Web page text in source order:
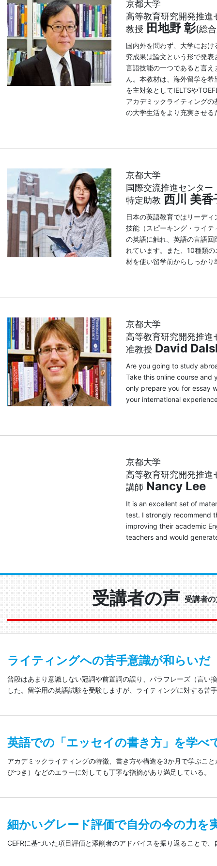
京都大学
高等教育研究開発推進
教授 田地野 彰(総
国内外を問わず、大学にお
究成果は論文という形で発
言語技能の一つであると言
ん。本教材は、海外留学を
を主対象としてIELTSや
アカデミックライティング
の大学生活をより充実させ
京都大学
国際交流推進センター
特定助教 西川 美香
日本の英語教育ではリーデ
技能（スピーキング・ライ
の英語に触れ、英語の言語
れています。また、10種類
材を使い留学前からしっか
京都大学
高等教育研究開発推進
准教授 David
Are you going to study
Take this online course
only prepare you for essay
your international
京都大学
高等教育研究開発推進
講師 Nancy Lee
It is an excellent set of
test. I strongly recommend
improving their academic
teachers and would
受講者の声 受講者
ライティングへの苦手意識が和らいだ
普段はあまり意識しない冠詞や前置詞の誤り、パラフレーズ（言い
した。留学用の英語試験を受験しますが、ライティングに対する苦
英語での「エッセイの書き方」を学べ
アカデミックライティングの特徴、書き方や構造を3か月で学ぶこ
びつき）などのエラーに対しても丁寧な指摘があり満足している。
細かいグレード評価で自分の今の力を
CEFRに基づいた項目評価と添削者のアドバイスを振り返ることで